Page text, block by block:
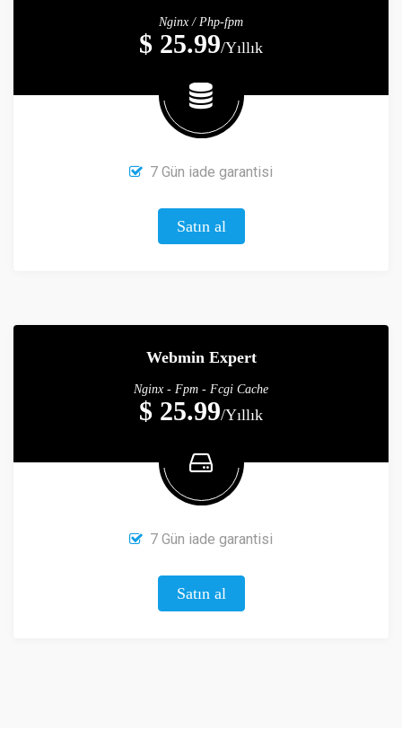
Nginx / Php-fpm
$ 25.99/Yıllık
7 Gün iade garantisi
Satın al
Webmin Expert
Nginx - Fpm - Fcgi Cache
$ 25.99/Yıllık
7 Gün iade garantisi
Satın al